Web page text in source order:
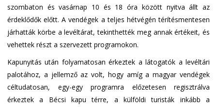
i
l
)
szombaton és vasárnap 10 és 18 óra között nyitva állt az
érdeklődők előtt. A vendégek a teljes hétvégén térítésmentesen
járhatták körbe a levéltárat, tekinthették meg annak értékeit, és
vehettek részt a szervezett programokon.
Kapunyitás után folyamatosan érkeztek a látogatók a levéltári
palotához, a jellemző az volt, hogy amíg a magyar vendégek
céltudatosan, egy-egy programra előzetesen regisztrálva
érkeztek a Bécsi kapu térre, a külföldi turisták inkább a